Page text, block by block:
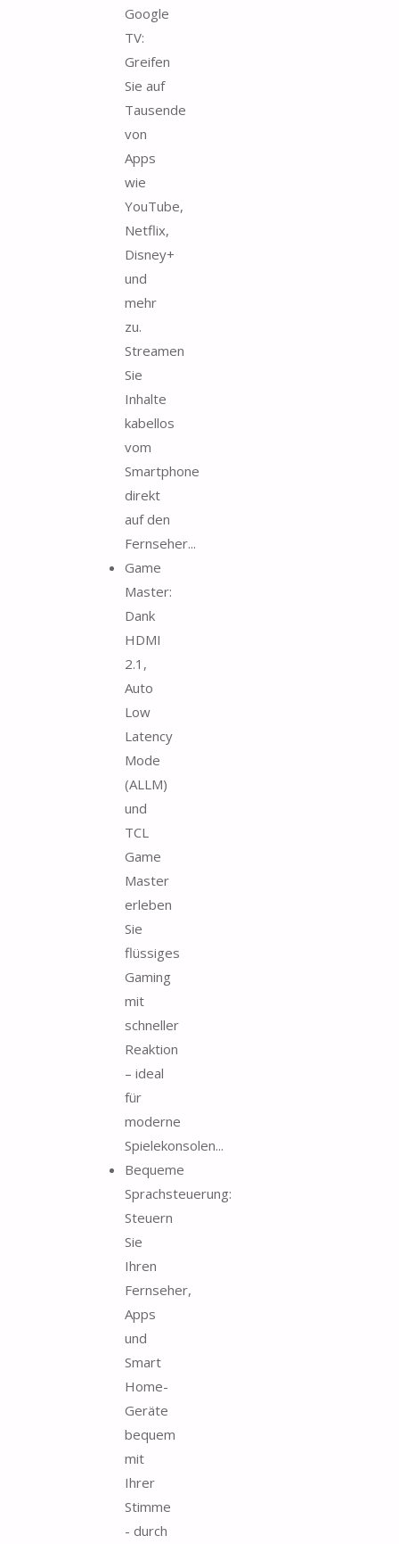
Google
TV:
Greifen
Sie auf
Tausende
von
Apps
wie
YouTube,
Netflix,
Disney+
und
mehr
zu.
Streamen
Sie
Inhalte
kabellos
vom
Smartphone
direkt
auf den
Fernseher...
Game
Master:
Dank
HDMI
2.1,
Auto
Low
Latency
Mode
(ALLM)
und
TCL
Game
Master
erleben
Sie
flüssiges
Gaming
mit
schneller
Reaktion
– ideal
für
moderne
Spielekonsolen...
Bequeme
Sprachsteuerung:
Steuern
Sie
Ihren
Fernseher,
Apps
und
Smart
Home-
Geräte
bequem
mit
Ihrer
Stimme
- durch